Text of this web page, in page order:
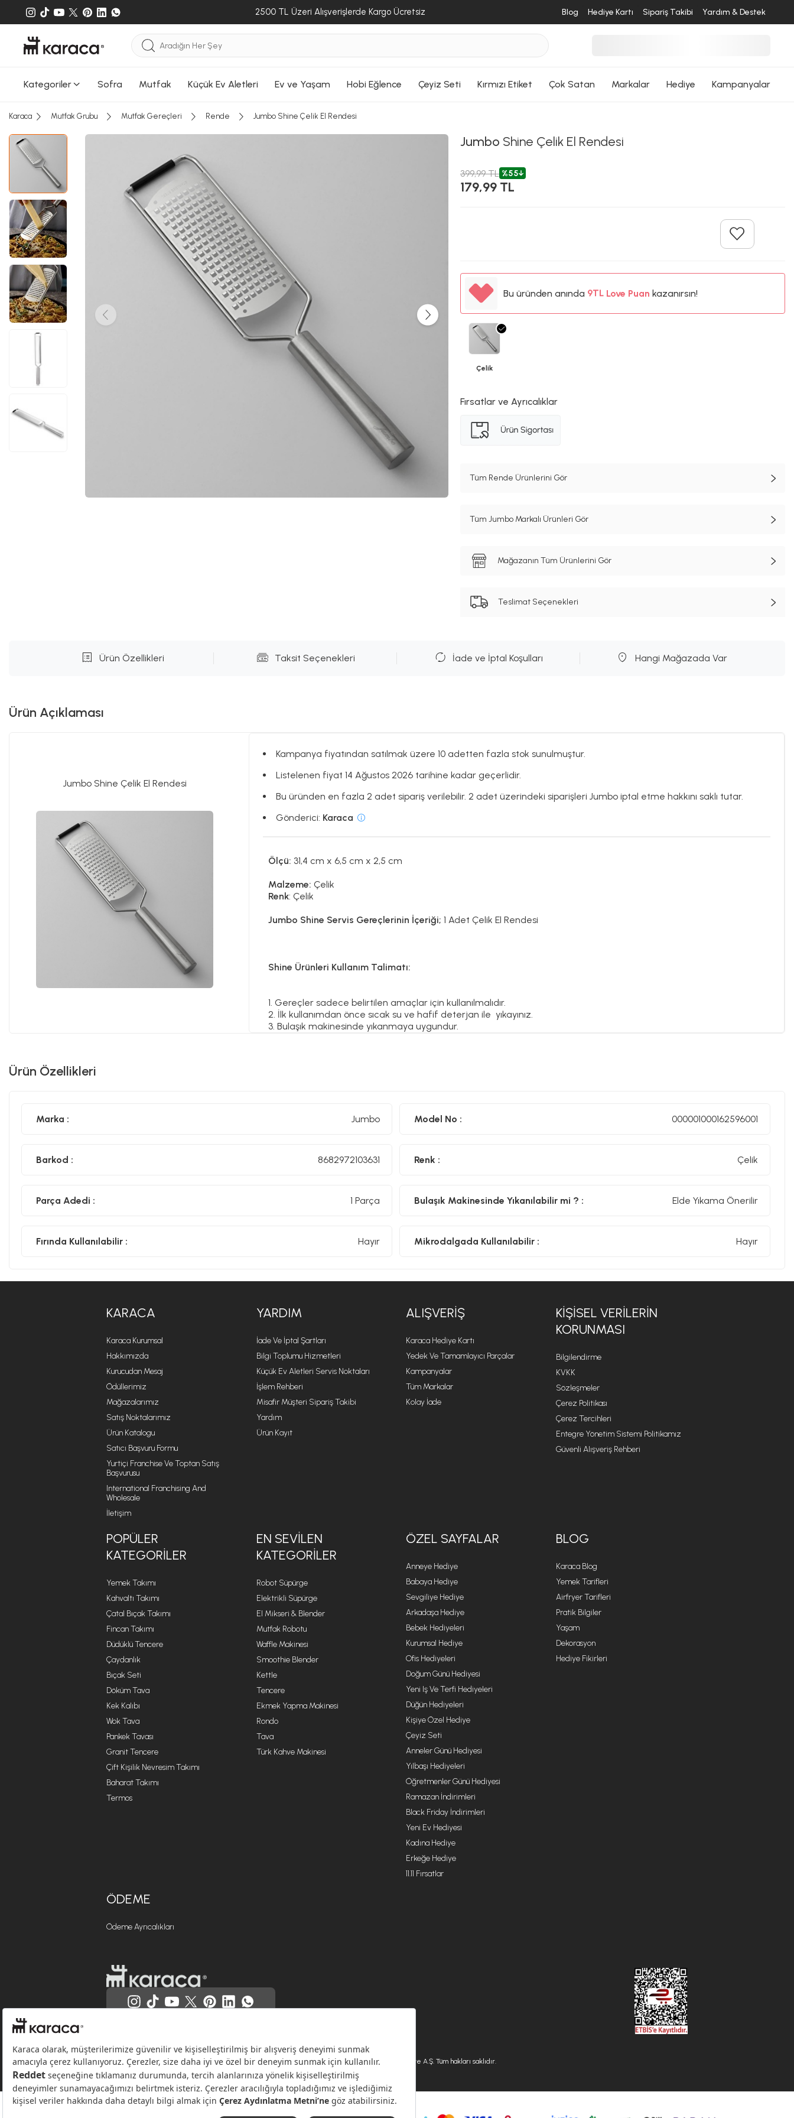
2500 TL Üzeri Alışverişlerde Kargo Ücretsiz Blog Hediye Kartı Sipariş Takibi Yardım & Destek
Kategoriler Sofra Mutfak Küçük Ev Aletleri Ev ve Yaşam Hobi Eğlence Çeyiz Seti Kırmızı Etiket Çok Satan Markalar Hediye Kampanyalar
Karaca Mutfak Grubu Mutfak Gereçleri Rende Jumbo Shine Çelik El Rendesi
Jumbo Shine Çelik El Rendesi
399,99 TL %55
179,99 TL
Bu üründen anında %5
%5
Love Puankazanırsın!
Çelik
Fırsatlar ve Ayrıcalıklar
Tüm Rende Ürünlerini Gör
Tüm Jumbo Markalı Ürünleri Gör
Mağazanın Tüm Ürünlerini Gör
Teslimat Seçenekleri
Ürün Özellikleri Taksit Seçenekleri İade ve İptal Koşulları Hangi Mağazada Var
Ürün Açıklaması
Jumbo Shine Çelik El Rendesi
Kampanya fiyatından satılmak üzere 10 adetten fazla stok sunulmuştur.
Listelenen fiyat 14 Ağustos 2026 tarihine kadar geçerlidir.
Bu üründen en fazla 2 adet sipariş verilebilir. 2 adet üzerindeki siparişleri Jumbo iptal etme hakkını saklı tutar.
Gönderici: Karaca
Ölçü: 31,4 cm x 6,5 cm x 2,5 cm
Malzeme:Çelik
Renk: Çelik
Jumbo Shine Servis Gereçlerinin İçeriği;1 Adet Çelik El Rendesi
Shine Ürünleri Kullanım Talimatı:
1. Gereçler sadece belirtilen amaçlar için kullanılmalıdır.
2. İlk kullanımdan önce sıcak su ve hafif deterjan ile yıkayınız.
3. Bulaşık makinesinde yıkanmaya uygundur.
rendesi ile yemek yapmanın keyfini çıkarın!
Ürün Özellikleri
Marka : Jumbo Model No : 000001000162596001
Barkod : 8682972103631 Renk : Çelik
Parça Adedi : 1 Parça Bulaşık Makinesinde Yıkanılabilir mi ? : Elde Yıkama Önerilir
Fırında Kullanılabilir : Hayır Mikrodalgada Kullanılabilir : Hayır
KARACA
Karaca Kurumsal
Hakkımızda
Kurucudan Mesaj
Ödüllerimiz
Mağazalarımız
Satış Noktalarımız
Ürün Katalogu
Satıcı Başvuru Formu
Yurtiçi Franchise Ve Toptan Satış
Başvurusu
International Franchising And
Wholesale
İletişim
YARDIM
İade Ve İptal Şartları
Bilgi Toplumu Hizmetleri
Küçük Ev Aletleri Servis Noktaları
İşlem Rehberi
Misafir Müşteri Sipariş Takibi
Yardım
Ürün Kayıt
ALIŞVERIŞ
Karaca Hediye Kartı
Yedek Ve Tamamlayıcı Parçalar
Kampanyalar
Tüm Markalar
Kolay İade
KIŞISEL VERILERIN
KORUNMASI
Bilgilendirme
KVKK
Sözleşmeler
Çerez Politikası
Çerez Tercihleri
Entegre Yönetim Sistemi Politikamız
Güvenli Alışveriş Rehberi
POPÜLER
KATEGORILER
Yemek Takımı
Kahvaltı Takımı
Çatal Bıçak Takımı
Fincan Takımı
Düdüklü Tencere
Çaydanlık
Bıçak Seti
Döküm Tava
Kek Kalıbı
Wok Tava
Pankek Tavası
Granit Tencere
Çift Kişilik Nevresim Takımı
Baharat Takımı
Termos
EN SEVILEN
KATEGORILER
Robot Süpürge
Elektrikli Süpürge
El Mikseri & Blender
Mutfak Robotu
Waffle Makinesi
Smoothie Blender
Kettle
Tencere
Ekmek Yapma Makinesi
Rondo
Tava
Türk Kahve Makinesi
ÖZEL SAYFALAR
Anneye Hediye
Babaya Hediye
Sevgiliye Hediye
Arkadaşa Hediye
Bebek Hediyeleri
Kurumsal Hediye
Ofis Hediyeleri
Doğum Günü Hediyesi
Yeni Iş Ve Terfi Hediyeleri
Düğün Hediyeleri
Kişiye Özel Hediye
Çeyiz Seti
Anneler Günü Hediyesi
Yılbaşı Hediyeleri
Öğretmenler Günü Hediyesi
Ramazan İndirimleri
Black Friday İndirimleri
Yeni Ev Hediyesi
Kadına Hediye
Erkeğe Hediye
11.11 Fırsatlar
BLOG
Karaca Blog
Yemek Tarifleri
Airfryer Tarifleri
Pratik Bilgiler
Yaşam
Dekorasyon
Hediye Fikirleri
ÖDEME
Ödeme Ayrıcalıkları
Karaca.com © 2026 - Karaca Züccaciye A.Ş. Tüm hakları saklıdır.